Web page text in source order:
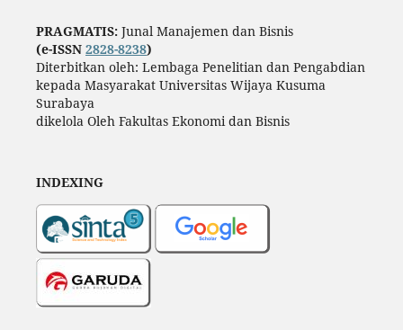
PRAGMATIS:Junal Manajemen dan Bisnis
(e-ISSN 2828-8238)
Diterbitkan oleh: Lembaga Penelitian dan Pengabdian
kepada Masyarakat Universitas Wijaya Kusuma
Surabaya
dikelola Oleh Fakultas Ekonomi dan Bisnis
INDEXING